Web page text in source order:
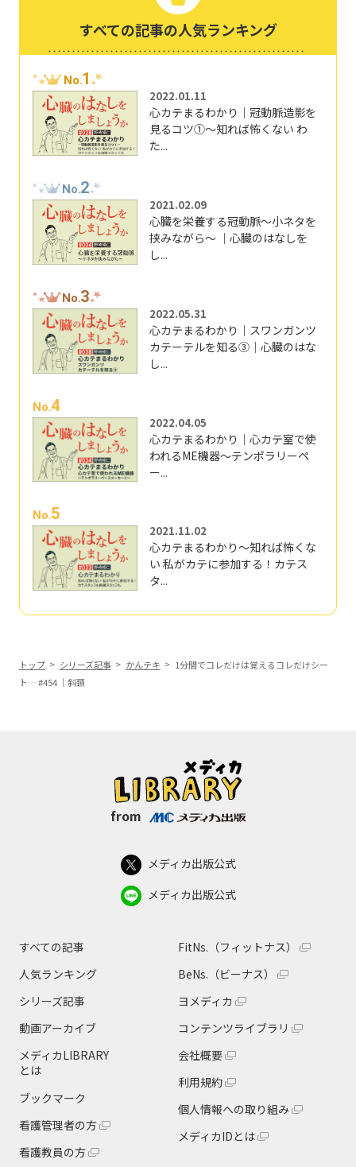
すべての記事の人気ランキング
No.1
2022.01.11
心カテまるわかり｜冠動脈造影を
見るコツ①～知れば怖くない わ
た...
No.2
2021.02.09
心臓を栄養する冠動脈～小ネタを
挟みながら～ ｜心臓のはなしを
し...
No.3
2022.05.31
心カテまるわかり｜スワンガンツ
カテーテルを知る③｜心臓のはな
し...
No.4
2022.04.05
心カテまるわかり｜心カテ室で使
われるME機器～テンポラリーペ
ー...
No.5
2021.11.02
心カテまるわかり～知れば怖くな
い 私がカテに参加する！カテス
タ...
トップ シリーズ記事 かんテキ
1分間でコレだけは覚えるコレだけシー
ト… #454 ｜斜頚
from
メディカ出版公式
メディカ出版公式
すべての記事
人気ランキング
シリーズ記事
動画アーカイブ
メディカLIBRARY
とは
ブックマーク
看護管理者の方
看護教員の方
FitNs.（フィットナス）
BeNs.（ビーナス）
ヨメディカ
コンテンツライブラリ
会社概要
利用規約
個人情報への取り組み
メディカIDとは